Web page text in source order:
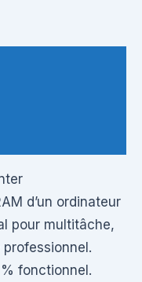
d’un ordinateur
pour multitâche,
fonctionnel.